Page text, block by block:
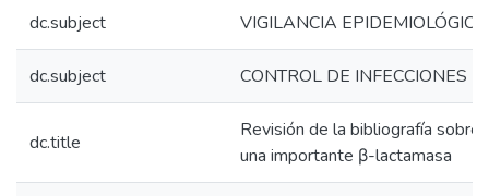
dc.subject VIGILANCIA EPIDEMIOLÓGICA
dc.subject CONTROL DE INFECCIONES
dc.title
Revisión de la bibliografía sobre
una importante β-lactamasa